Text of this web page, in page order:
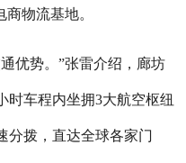
物流基地。
势。”张雷介绍，廊坊
时车程内坐拥3大航空枢纽
分拨，直达全球各家门